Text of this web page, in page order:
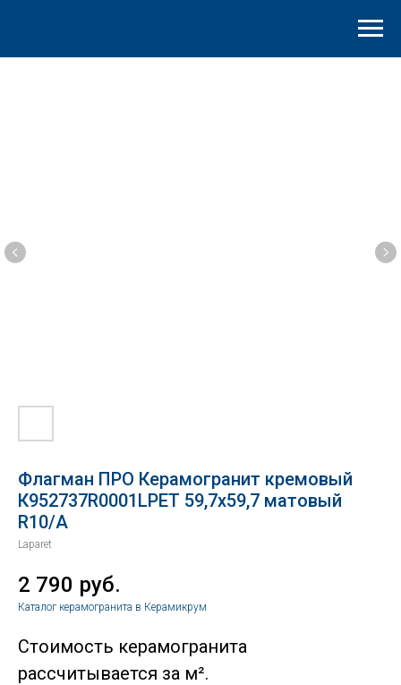
Флагман ПРО Керамогранит кремовый
К952737R0001LPЕТ 59,7х59,7 матовый
R10/A
Laparet
2 790 руб.
Каталог керамогранита в Керамикрум
Стоимость керамогранита
рассчитывается за м².